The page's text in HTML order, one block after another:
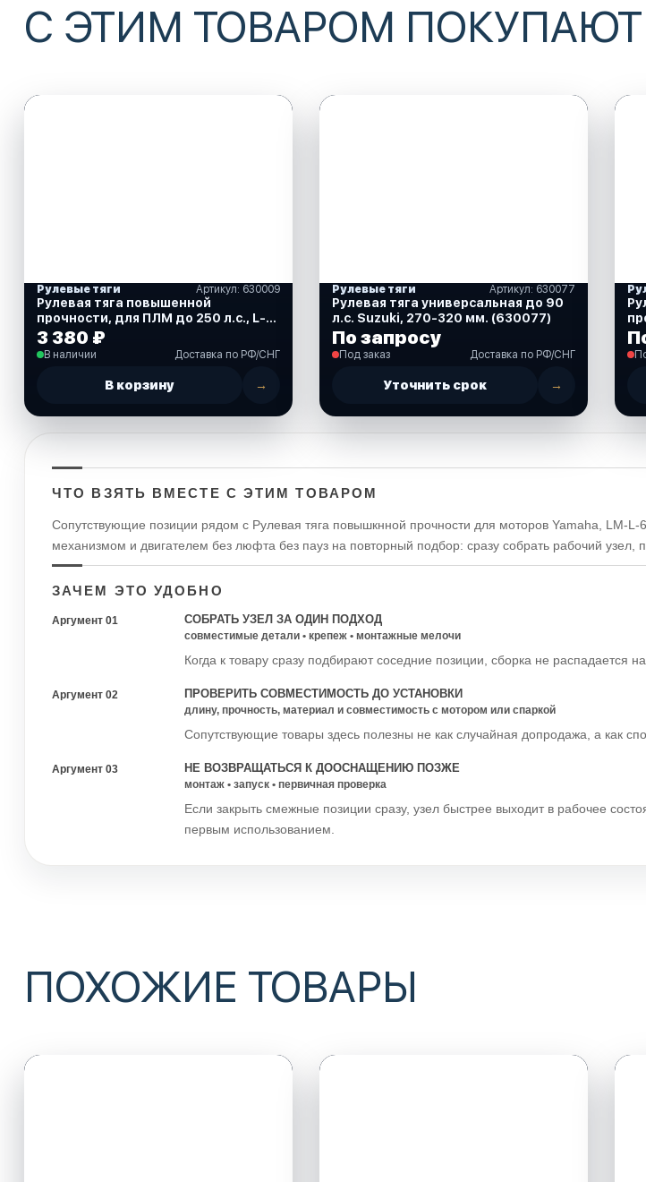
С ЭТИМ ТОВАРОМ ПОКУПАЮТ
Рулевые тяги Артикул: 630009
Рулевая тяга повышенной
прочности, для ПЛМ до 250 л.с., L-
0002 (630009)
3 380 ₽
В наличии Доставка по РФ/СНГ
В корзину →
Рулевые тяги Артикул: 630077
Рулевая тяга универсальная до 90
л.с. Suzuki, 270-320 мм. (630077)
По запросу
Под заказ Доставка по РФ/СНГ
Уточнить срок →
ЧТО ВЗЯТЬ ВМЕСТЕ С ЭТИМ ТОВАРОМ
Сопутствующие позиции рядом с Рулевая тяга повышкнной прочности для моторов Yamaha, LM-
механизмом и двигателем без люфта без пауз на повторный подбор: сразу собрать рабочий
ЗАЧЕМ ЭТО УДОБНО
Аргумент 01 СОБРАТЬ УЗЕЛ ЗА ОДИН ПОДХОД
совместимые детали • крепеж • монтажные мелочи
Когда к товару сразу подбирают соседние позиции, сборка не распадается
Аргумент 02 ПРОВЕРИТЬ СОВМЕСТИМОСТЬ ДО УСТАНОВКИ
длину, прочность, материал и совместимость с мотором или спаркой
Сопутствующие товары здесь полезны не как случайная допродажа, а как
Аргумент 03 НЕ ВОЗВРАЩАТЬСЯ К ДООСНАЩЕНИЮ ПОЗЖЕ
монтаж • запуск • первичная проверка
Если закрыть смежные позиции сразу, узел быстрее выходит в рабочее
первым использованием.
ПОХОЖИЕ ТОВАРЫ